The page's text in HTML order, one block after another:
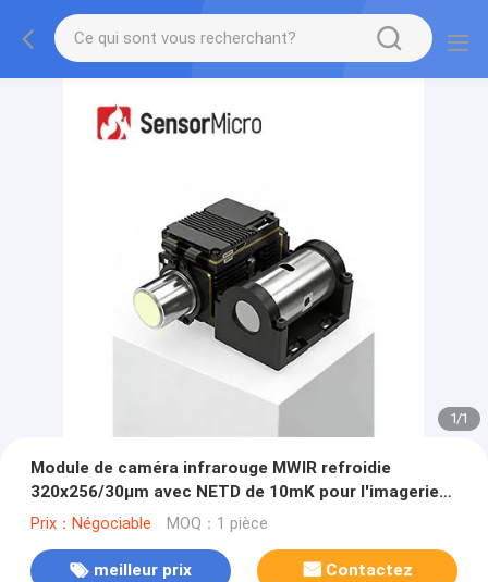
1/1
Module de caméra infrarouge MWIR refroidie
320x256/30µm avec NETD de 10mK pour l'imagerie
optique des gaz et la détection des fuites de gaz
Prix：Négociable MOQ：1 pièce
meilleur prix Contactez